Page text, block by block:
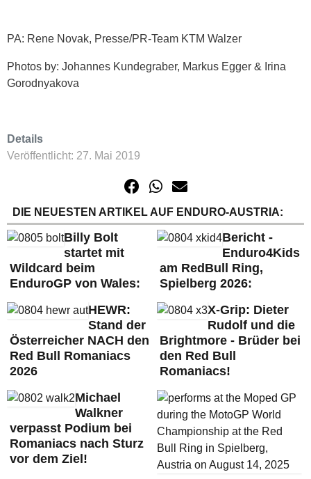
PA: Rene Novak, Presse/PR-Team KTM Walzer
Photos by: Johannes Kundegraber, Markus Egger & Irina
Gorodnyakova
Details
Veröffentlicht: 27. Mai 2019
DIE NEUESTEN ARTIKEL AUF ENDURO-AUSTRIA:
Billy Bolt
startet mit
Wildcard beim
EnduroGP von Wales:
Bericht -
Enduro4Kids
am RedBull Ring,
Spielberg 2026:
HEWR:
Stand der
Österreicher NACH den
Red Bull Romaniacs
2026
X-Grip: Dieter
Rudolf und die
Brightmore - Brüder bei
den Red Bull
Romaniacs!
Michael
Walkner
verpasst Podium bei
Romaniacs nach Sturz
vor dem Ziel!